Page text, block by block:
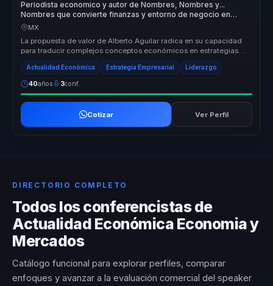
Periodista economico y autor de Nombres, Nombres y...
Nombres que convierte finanzas y entorno de negocio en
claridad para lideres.
MX
La propuesta de valor de Alberto Aguilar radica en su capacidad
para traducir complejos conceptos económicos en estrategias
prácticas que...
Actualidad Económica Estrategia Empresarial Liderazgo
40años 3conf.
Cotizar Ver Perfil
DIRECTORIO COMPLETO
Todos los conferencistas de
Actualidad Económica Economia y
Mercados
Catálogo funcional para explorar perfiles, comparar
enfoques y avanzar a la evaluación comercial del speaker